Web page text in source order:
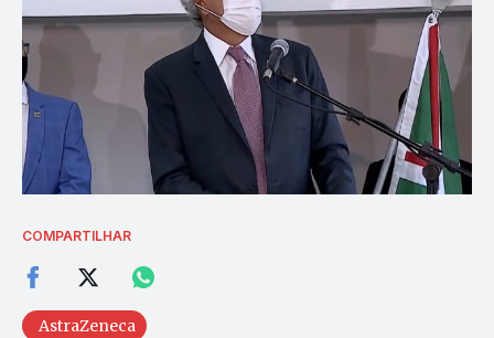
COMPARTILHAR
AstraZeneca